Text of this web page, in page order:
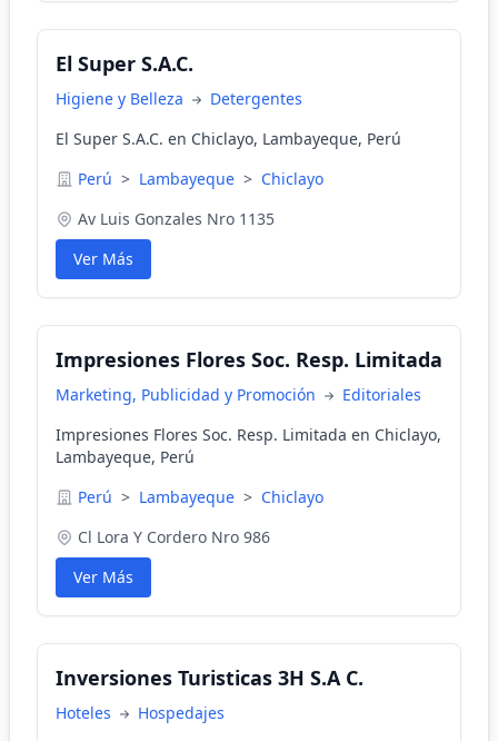
El Super S.A.C.
Higiene y Belleza
Detergentes
El Super S.A.C. en Chiclayo, Lambayeque, Perú
Perú > Lambayeque > Chiclayo
Av Luis Gonzales Nro 1135
Ver Más
Impresiones Flores Soc. Resp. Limitada
Marketing, Publicidad y Promoción
Editoriales
Impresiones Flores Soc. Resp. Limitada en Chiclayo,
Lambayeque, Perú
Perú > Lambayeque > Chiclayo
Cl Lora Y Cordero Nro 986
Ver Más
Inversiones Turisticas 3H S.A C.
Hoteles Hospedajes